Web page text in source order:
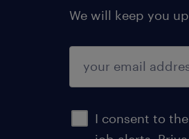
We will keep you
I consent to
submit